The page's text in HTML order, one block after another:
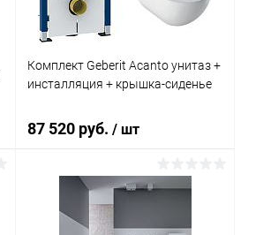
Комплект Geberit Acanto унитаз +
инсталляция + крышка-сиденье
87 520 руб./ шт
В корзину